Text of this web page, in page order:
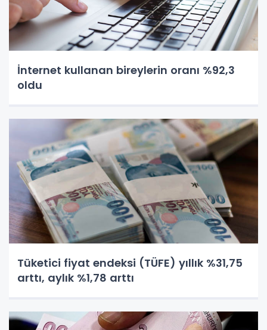
İnternet kullanan bireylerin oranı %92,3
oldu
Tüketici fiyat endeksi (TÜFE) yıllık %31,75
arttı, aylık %1,78 arttı